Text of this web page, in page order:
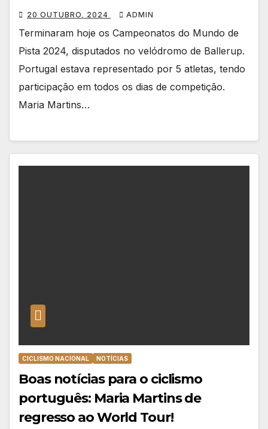
20 OUTUBRO, 2024 ADMIN
Terminaram hoje os Campeonatos do Mundo de
Pista 2024, disputados no velódromo de Ballerup.
Portugal estava representado por 5 atletas, tendo
participação em todos os dias de competição.
Maria Martins…
CICLISMO NACIONAL NOTÍCIAS
Boas notícias para o ciclismo
português: Maria Martins de
regresso ao World Tour!